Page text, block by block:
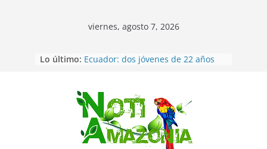
viernes, agosto 7, 2026
Lo último: Ecuador: dos jóvenes de 22 años
Sentencian a 34 años de prisión a
implicados en caso de Alison,
oriunda de Tena
Vozinha, el arquero sensación de
cabo Verde, ya llegó para